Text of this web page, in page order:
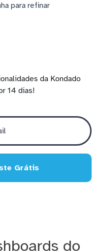
para refinar
da Kondado
14 dias!
Grátis
do